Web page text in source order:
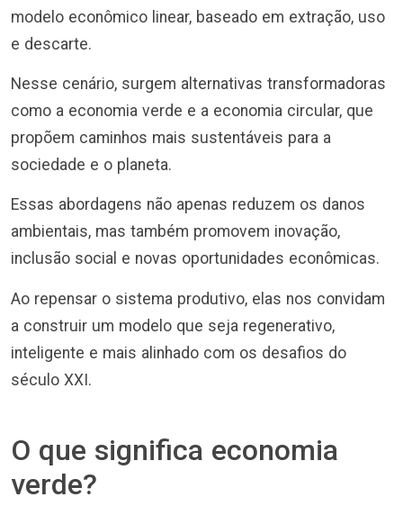
modelo econômico linear, baseado em extração, uso
e descarte.
Nesse cenário, surgem alternativas transformadoras
como a economia verde e a economia circular, que
propõem caminhos mais sustentáveis para a
sociedade e o planeta.
Essas abordagens não apenas reduzem os danos
ambientais, mas também promovem inovação,
inclusão social e novas oportunidades econômicas.
Ao repensar o sistema produtivo, elas nos convidam
a construir um modelo que seja regenerativo,
inteligente e mais alinhado com os desafios do
século XXI.
O que significa economia
verde?